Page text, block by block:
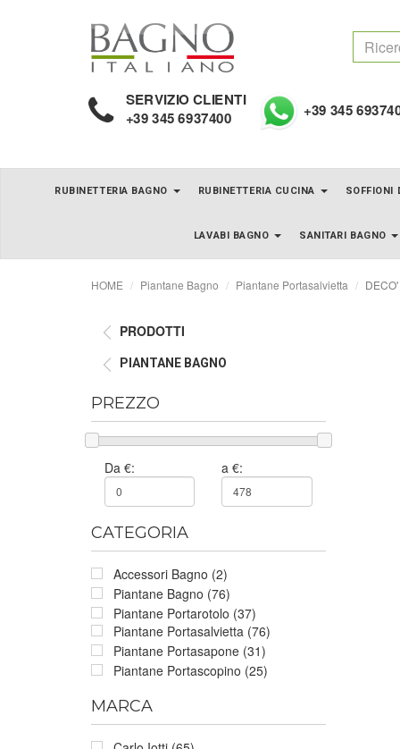
SERVIZIO CLIENTI
+39 345 6937400 +39 345
RUBINETTERIA BAGNO RUBINETTERIA CUCINA SOFFIONI
LAVABI BAGNO SANITARI BAGNO
HOME Piantane Bagno Piantane Portasalvietta
PRODOTTI
PIANTANE BAGNO
PREZZO
Da €: a €:
CATEGORIA
Accessori Bagno (2)
Piantane Bagno (76)
Piantane Portarotolo (37)
Piantane Portasalvietta (76)
Piantane Portasapone (31)
Piantane Portascopino (25)
MARCA